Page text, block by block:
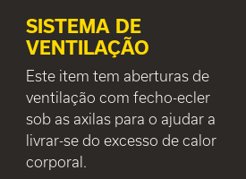
SISTEMA DE
VENTILAÇÃO
Este item tem aberturas de
ventilação com fecho-ecler
sob as axilas para o ajudar a
livrar-se do excesso de calor
corporal.